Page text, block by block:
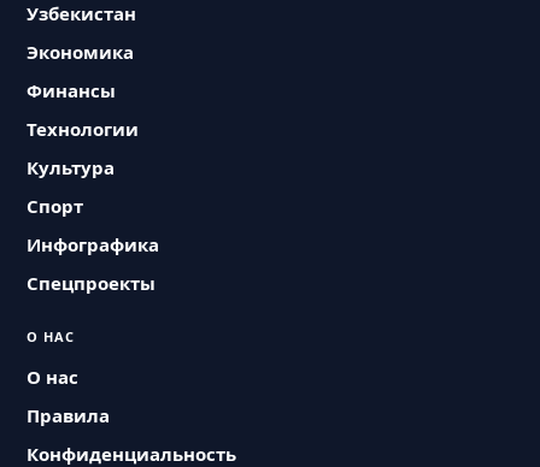
Узбекистан
Экономика
Финансы
Технологии
Культура
Спорт
Инфографика
Спецпроекты
О НАС
О нас
Правила
Конфиденциальность